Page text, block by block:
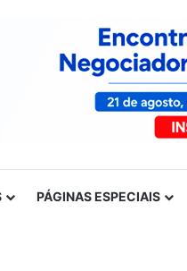
PÁGINAS ESPECIAIS